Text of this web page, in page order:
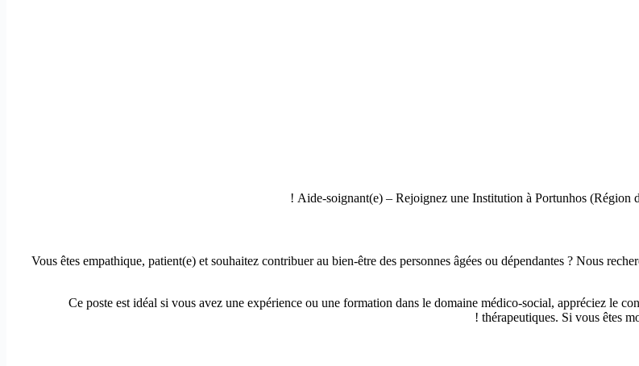
Vous êtes empathique, patient(e) et souhaitez contribuer au bien-être des personnes âgées ou dépendantes ? Nous
Ce poste est idéal si vous avez une expérience ou une formation dans le domaine médico-social, appréciez le
thérapeutiques. Si vous êtes